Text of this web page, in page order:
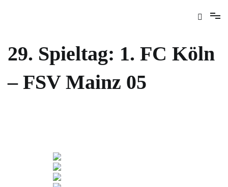
29. Spieltag: 1. FC Köln
– FSV Mainz 05